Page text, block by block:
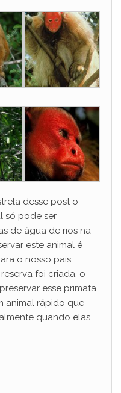
desse post o
só pode ser
de água de rios na
este animal é
o nosso país,
foi criada, o
esse primata
animal rápido que
quando elas